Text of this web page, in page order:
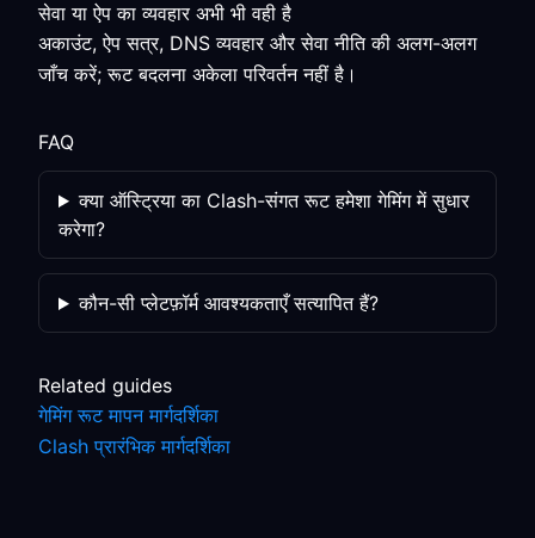
सेवा या ऐप का व्यवहार अभी भी वही है
अकाउंट, ऐप सत्र, DNS व्यवहार और सेवा नीति की अलग-अलग
जाँच करें; रूट बदलना अकेला परिवर्तन नहीं है।
FAQ
क्या ऑस्ट्रिया का Clash-संगत रूट हमेशा गेमिंग में सुधार
करेगा?
कौन-सी प्लेटफ़ॉर्म आवश्यकताएँ सत्यापित हैं?
Related guides
गेमिंग रूट मापन मार्गदर्शिका
Clash प्रारंभिक मार्गदर्शिका